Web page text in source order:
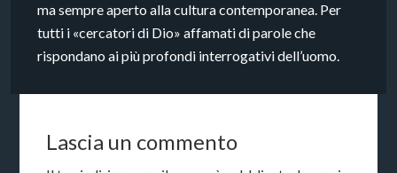
ma sempre aperto alla cultura contemporanea. Per
tutti i «cercatori di Dio» affamati di parole che
rispondano ai più profondi interrogativi dell’uomo.
Lascia un commento